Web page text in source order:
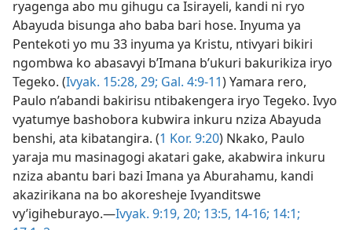
ryagenga abo mu gihugu ca Isirayeli, kandi ni ryo
Abayuda bisunga aho baba bari hose. Inyuma ya
Pentekoti yo mu 33 inyuma ya Kristu, ntivyari bikiri
ngombwa ko abasavyi b’Imana b’ukuri bakurikiza iryo
Tegeko. (Ivyak. 15:28, 29; Gal. 4:9-11) Yamara rero,
Paulo n’abandi bakirisu ntibakengera iryo Tegeko. Ivyo
vyatumye bashobora kubwira inkuru nziza Abayuda
benshi, ata kibatangira. (1 Kor. 9:20) Nkako, Paulo
yaraja mu masinagogi akatari gake, akabwira inkuru
nziza abantu bari bazi Imana ya Aburahamu, kandi
akazirikana na bo akoresheje Ivyanditswe
vy’igiheburayo.​—Ivyak. 9:19, 20; 13:5, 14-16; 14:1;